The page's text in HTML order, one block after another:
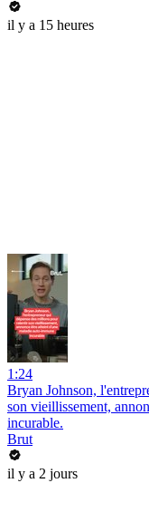
il y a 15 heures
1:24
Bryan Johnson,
son vieillissement,
incurable.
Brut
il y a 2 jours